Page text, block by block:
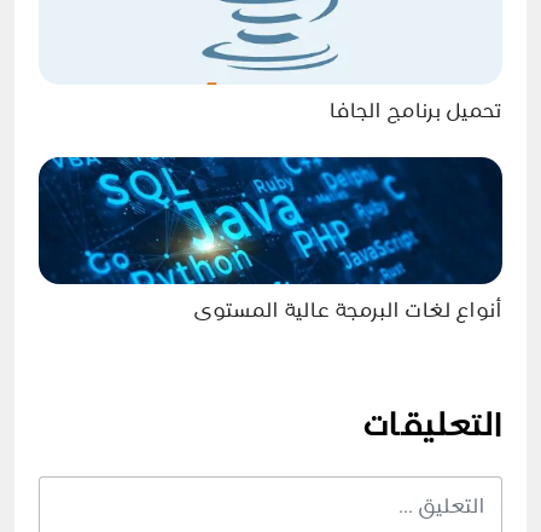
تحميل برنامج الجافا
أنواع لغات البرمجة عالية المستوى
التعليقات